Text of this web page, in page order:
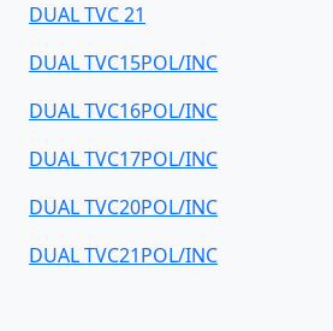
DUAL TVC 21
DUAL TVC15POL/INC
DUAL TVC16POL/INC
DUAL TVC17POL/INC
DUAL TVC20POL/INC
DUAL TVC21POL/INC